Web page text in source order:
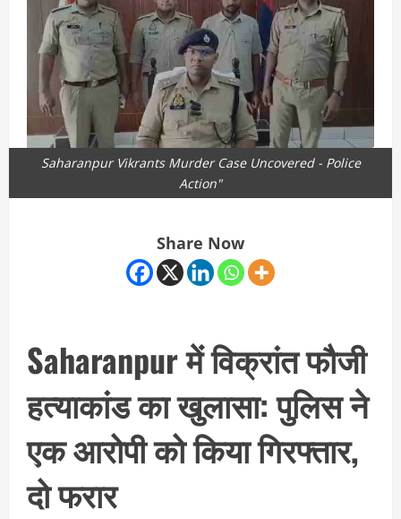
Saharanpur Vikrants Murder Case Uncovered - Police
Action"
Share Now
Saharanpur में विक्रांत फौजी
हत्याकांड का खुलासा: पुलिस ने
एक आरोपी को किया गिरफ्तार,
दो फरार